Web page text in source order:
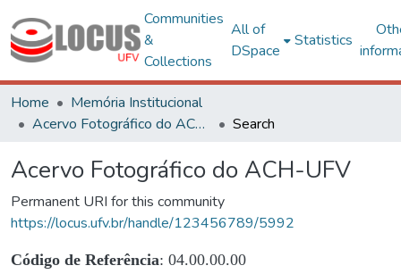
Communities
&
Collections
All of
DSpace
Statistics
Home
Memória Institucional
Acervo Fotográfico do ACH-UFV
Search
Acervo Fotográfico do ACH-UFV
Permanent URI for this community
https://locus.ufv.br/handle/123456789/5992
Código de Referência: 04.00.00.00